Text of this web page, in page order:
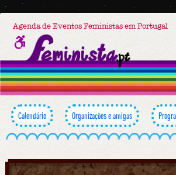
Agenda de Eventos Feministas em Portugal
Calendário Organizações e amigas